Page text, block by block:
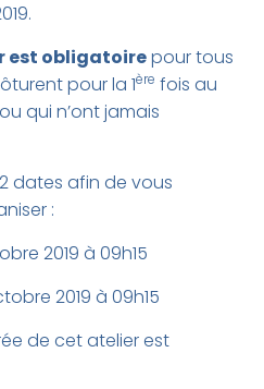
N
est obligatoirepour tous
pour la 1ère fois au
qui n’ont jamais
dates afin de vous
:
2019 à 09h15
2019 à 09h15
de cet atelier est